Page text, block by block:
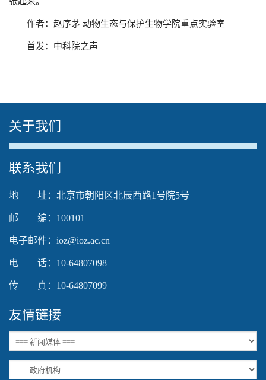
作者：赵序茅 动物生态与保护生物学院重点实验室
首发：中科院之声
关于我们
The media could not be loaded, either because the
server or network failed or because the format is not
supported.
联系我们
地 址：北京市朝阳区北辰西路1号院5号
邮 编：100101
电子邮件：ioz@ioz.ac.cn
电 话：10-64807098
传 真：10-64807099
友情链接